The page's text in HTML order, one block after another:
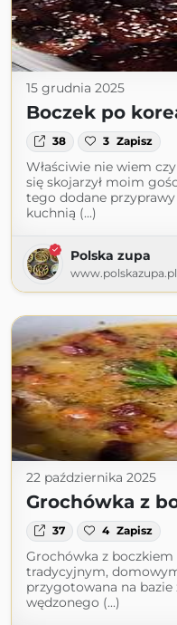
15 grudnia 2025
Boczek po
38 3 Zapisz
Właściwie nie wiem
się skojarzył moim
tego dodane
kuchnią (...)
Polska zupa
www.polskazupa.pl
22 października 2025
Grochówka z
37 4 Zapisz
Grochówka z boczkiem
tradycyjnym,
przygotowana na
wędzonego (...)